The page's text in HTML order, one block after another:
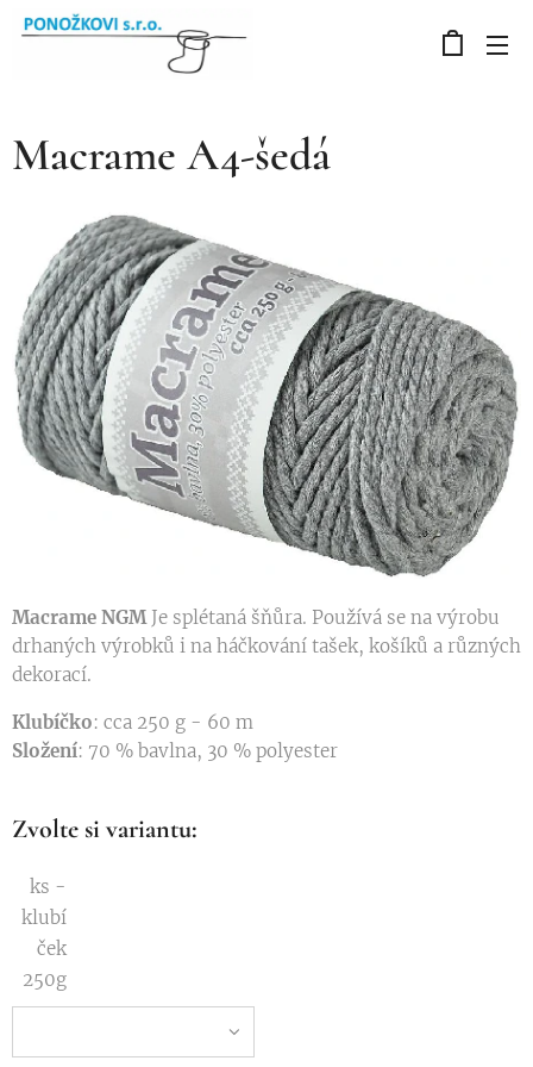
Macrame A4-šedá
Macrame NGMJe splétaná šňůra. Používá se na výrobu
drhaných výrobků i na háčkování tašek, košíků a různých
dekorací.
Klubíčko: cca 250 g - 60 m
Složení: 70 % bavlna, 30 % polyester
Zvolte si variantu:
ks -
klubí
ček
250g